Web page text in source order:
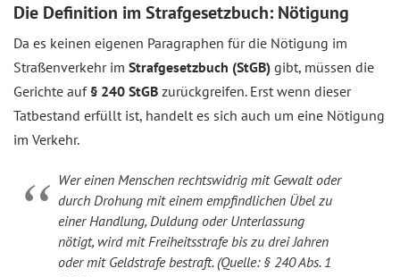
Die Definition im Strafgesetzbuch: Nötigung
Da es keinen eigenen Paragraphen für die Nötigung im
Straßenverkehr im Strafgesetzbuch (StGB) gibt, müssen die
Gerichte auf§ 240 StGB zurückgreifen. Erst wenn dieser
Tatbestand erfüllt ist, handelt es sich auch um eine Nötigung
im Verkehr.
Wer einen Menschen rechtswidrig mit Gewalt oder
durch Drohung mit einem empfindlichen Übel zu
einer Handlung, Duldung oder Unterlassung
nötigt, wird mit Freiheitsstrafe bis zu drei Jahren
oder mit Geldstrafe bestraft. (Quelle: § 240 Abs. 1